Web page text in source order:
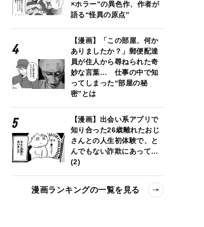
×ホラー”の異色作、作者が
語る“怪異の原点”
【漫画】「この部屋、何か
ありましたか？」郵便配達
員が住人から尋ねられた奇
妙な言葉… 仕事の中で知
ってしまった“部屋の秘
密”とは
【漫画】出会い系アプリで
知り合った26歳離れたおじ
さんとの人生初体験で、と
んでもない詐欺にあって…
(2)
漫画ランキングの一覧を見る